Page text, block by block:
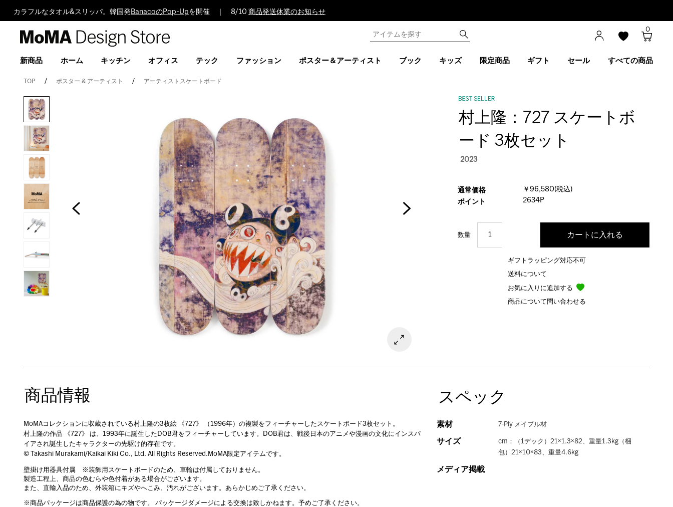
カラフルなタオル&スリッパ。韓国発 BanacoのPop-Upを開催 ｜ 8/10 商品発送休業のお知らせ
Design
0
新商品 ホーム キッチン オフィス テック ファッション ポスター＆アーティスト ブック キッズ 限定商品 ギフト セール すべての商品
TOP ポスター & アーティスト アーティストスケートボード
村上隆：727 スケートボ
ード 3枚セット
2023
通常価格
￥96,580(税込)
ポイント
2634P
数量
ギフトラッピング対応不可
送料について
お気に入りに追加する
商品について問い合わせる
商品情報
MoMAコレクションに収蔵されている村上隆の3枚絵 《727》 （1996年）の複製をフィーチャーしたスケートボード3枚セット。
村上隆の作品 《727》 は、1993年に誕生したDOB君をフィーチャーしています。DOB君は、戦後日本のアニメや漫画の文化にインスパ
イアされ誕生したキャラクターの先駆け的存在です。
© Takashi Murakami/Kaikai Kiki Co., Ltd. All Rights Reserved.MoMA限定アイテムです。
壁掛け用器具付属 ※装飾用スケートボードのため、車輪は付属しておりません。
製造工程上、商品の色むらや色付着がある場合がございます。
また、直輸入品のため、外装箱にキズやへこみ、汚れがございます。あらかじめご了承ください。
※商品パッケージは商品保護の為の物です。 パッケージダメージによる交換は致しかねます。予めご了承ください。
スペック
素材 7-Ply メイプル材
サイズ
cm：（1デック）21×1.3×82、重量1.3kg（梱
包）21×10×83、重量4.6kg
メディア掲載